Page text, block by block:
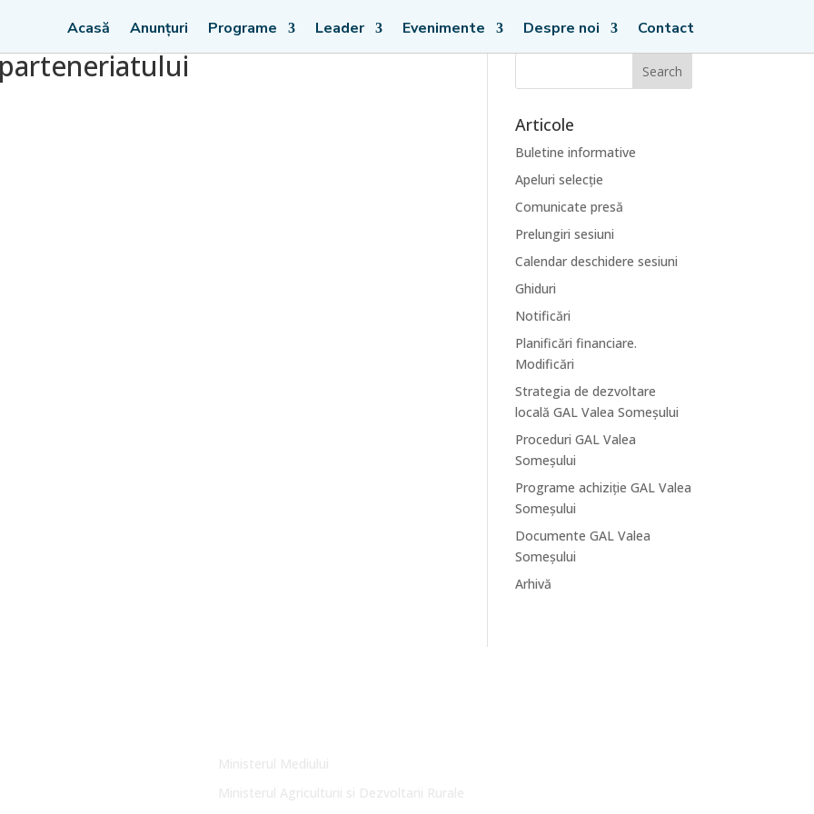
Acasă Anunțuri Programe Leader Evenimente Despre noi Contact
Articole
Buletine informative
Apeluri selecție
Comunicate presă
Prelungiri sesiuni
Calendar deschidere sesiuni
Ghiduri
Notificări
Planificări financiare.
Modificări
Strategia de dezvoltare
locală GAL Valea Someșului
Proceduri GAL Valea
Someșului
Programe achiziție GAL Valea
Someșului
Documente GAL Valea
Someșului
Arhivă